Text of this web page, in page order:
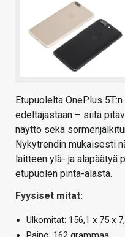
Etupuolelta OnePlus
edeltäjästään – siitä
näyttö sekä
Nykytrendin mukaisesti
laitteen ylä- ja alapäätyä
etupuolen pinta-alasta.
Fyysiset mitat:
Ulkomitat: 156,1 x 75 x